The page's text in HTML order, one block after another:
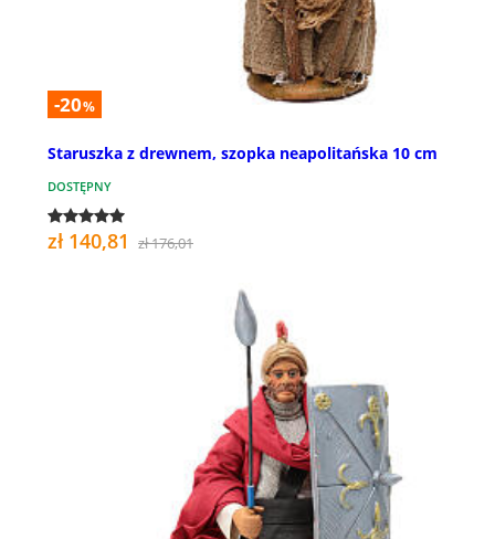
-20%
Staruszka z drewnem, szopka neapolitańska 10 cm
DOSTĘPNY
zł 140,81 zł 176,01